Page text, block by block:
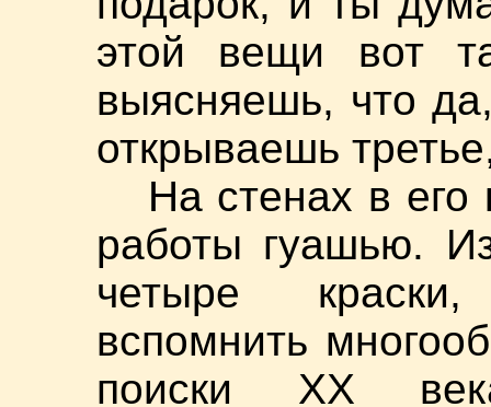
этой вещи вот
выясняешь, что
открываешь
На стенах в его
работы гуашью.
четыре
вспомнить
поиски XX